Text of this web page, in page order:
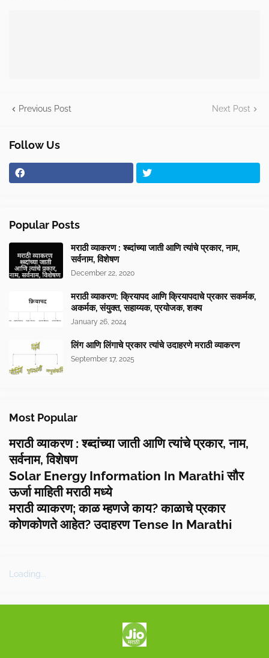
Previous Post Next Post
Follow Us
Popular Posts
मराठी व्याकरण : श्ब्दांच्या जाती आणि त्यांचे प्रकार, नाम,
सर्वनाम, विशेषण
December 22, 2020
मराठी व्याकरण: क्रियापद आणि क्रियापदाचे प्रकार सकर्मक,
अकर्मक, संयुक्त, सहाय्यक, प्रयोजक, शक्य
January 26, 2024
लिंग आणि लिंगाचे प्रकार त्यांचे उदाहरणे मराठी व्याकरण
September 17, 2025
Most Popular
मराठी व्याकरण : श्ब्दांच्या जाती आणि त्यांचे प्रकार, नाम,
सर्वनाम, विशेषण
Solar Energy Information In Marathi सौर
ऊर्जा माहिती मराठी मध्ये
मराठी व्याकरण; काळ म्हणजे काय? काळाचे प्रकार
कोणकोणते आहेत? उदाहरण Tense In Marathi
Loading...